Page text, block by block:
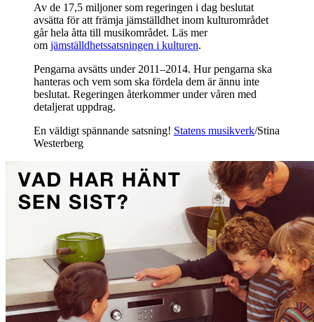
Av de 17,5 miljoner som regeringen i dag beslutat
avsätta för att främja jämställdhet inom kulturområdet
går hela åtta till musikområdet. Läs mer
om jämställdhetssatsningen i kulturen.
Pengarna avsätts under 2011­–2014. Hur pengarna ska
hanteras och vem som ska fördela dem är ännu inte
beslutat. Regeringen återkommer under våren med
detaljerat uppdrag.
En väldigt spännande satsning! Statens musikverk/Stina
Westerberg